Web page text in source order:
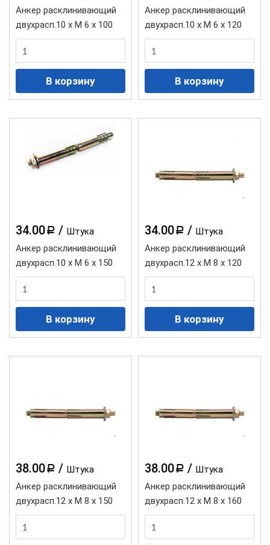
Анкер расклинивающий
двухрасп.10 х М 6 х 100
Анкер расклинивающий
двухрасп.10 х М 6 х 120
34.00 a / Штука
Анкер расклинивающий
двухрасп.10 х М 6 х 150
34.00 a / Штука
Анкер расклинивающий
двухрасп.12 х М 8 х 120
38.00 a / Штука
Анкер расклинивающий
двухрасп.12 х М 8 х 150
38.00 a / Штука
Анкер расклинивающий
двухрасп.12 х М 8 х 160